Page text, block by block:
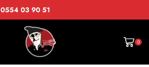
0554 03 90 51
0